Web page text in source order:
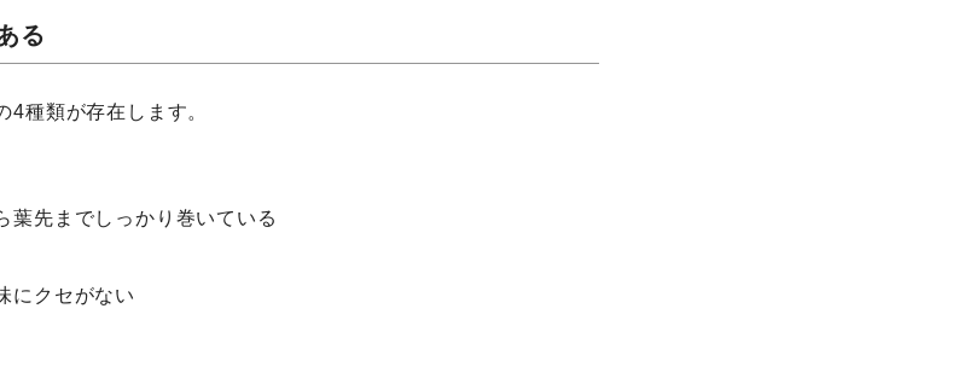
る
4種類が存在します。
葉先までしっかり巻いている
にクセがない